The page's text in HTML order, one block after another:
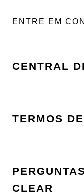
ENTRE EM
CENTRAL
TERMOS
CLEAR